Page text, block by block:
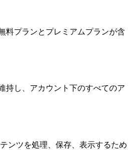
料プランとプレミアムプランが含
持し、アカウント下のすべてのア
ンツを処理、保存、表示するため